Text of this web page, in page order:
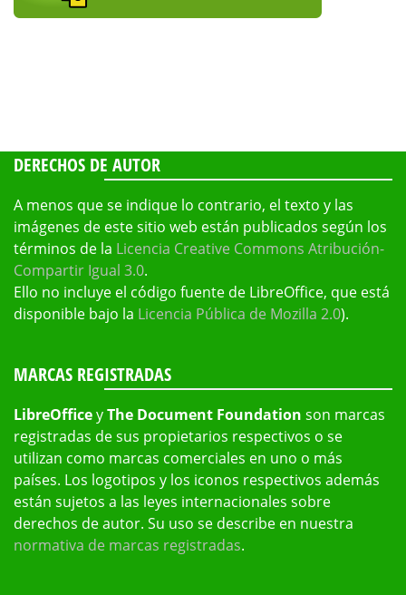
DERECHOS DE AUTOR
A menos que se indique lo contrario, el texto y las
imágenes de este sitio web están publicados según los
términos de la Licencia Creative Commons Atribución-
Compartir Igual 3.0.
Ello no incluye el código fuente de LibreOffice, que está
disponible bajo la Licencia Pública de Mozilla 2.0).
MARCAS REGISTRADAS
LibreOfficeyThe Document Foundation son marcas
registradas de sus propietarios respectivos o se
utilizan como marcas comerciales en uno o más
países. Los logotipos y los iconos respectivos además
están sujetos a las leyes internacionales sobre
derechos de autor. Su uso se describe en nuestra
normativa de marcas registradas.